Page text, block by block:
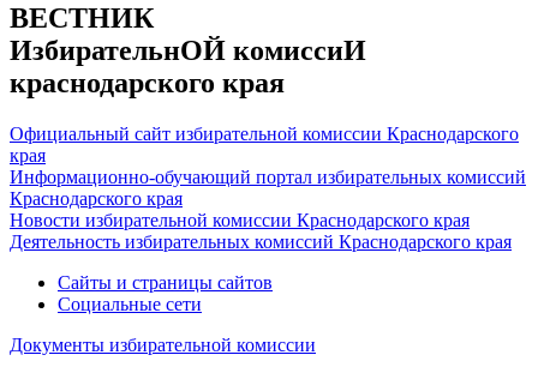
ВЕСТНИК
ИзбирательнОЙ комиссиИ
краснодарского края
Официальный сайт избирательной комиссии Краснодарского
края
Информационно-обучающий портал избирательных комиссий
Краснодарского края
Новости избирательной комиссии Краснодарского края
Деятельность избирательных комиссий Краснодарского края
Сайты и страницы сайтов
Социальные сети
Документы избирательной комиссии